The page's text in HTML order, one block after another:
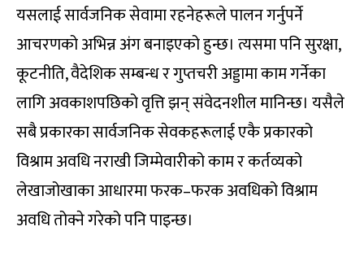
यसलाई सार्वजनिक सेवामा रहनेहरूले पालन गर्नुपर्ने
आचरणको अभिन्न अंग बनाइएको हुन्छ। त्यसमा पनि सुरक्षा,
कूटनीति, वैदेशिक सम्बन्ध र गुप्तचरी अड्डामा काम गर्नेका
लागि अवकाशपछिको वृत्ति झन् संवेदनशील मानिन्छ। यसैले
सबै प्रकारका सार्वजनिक सेवकहरूलाई एकै प्रकारको
विश्राम अवधि नराखी जिम्मेवारीको काम र कर्तव्यको
लेखाजोखाका आधारमा फरक–फरक अवधिको विश्राम
अवधि तोक्ने गरेको पनि पाइन्छ।